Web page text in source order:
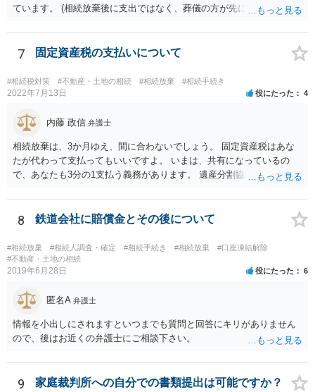
ています。 (相続放棄後に支出ではなく、葬儀の方が先に来るのが通常
述の手続ということだと思いますが) ただ、葬儀費用ならいくらでもよ
いということではなく、身分相応の、社会的儀式として当然認められ
る程度の金額に留まると考えた方がよいです。 もし、相続人の皆さん
に葬儀費用を支出する経済力がなく、質素な葬儀を行った費用であれ
ば相続財産から支出しても単純承認と認められない可能性が高いの
7 固定資産税の支払いについて
#相続税対策 #不動産・土地の相続 #相続放棄 #相続手続き
2022年7月13日 役にたった 4
内藤 政信 弁護士
相続放棄は、3か月ゆえ、間に合わないでしょう。 固定資産税はあな
たが代わって支払ってもいいですよ。 いまは、共有になっているの
で、あなたも3分の1支払う義務があります。 遺産分割協議をして、不
払い義務があります。
8 鉄道会社に賠償金とその後について
#相続放棄 #相続人調査・確定 #相続手続き #相続放棄
#口座凍結解除
#不動産・土地の相続
2019年6月28日 役にたった 6
匿名A 弁護士
情報を小出しにされますといつまでも質問と回答にキリがありません
ので、後はお近くの弁護士にご相談下さい。
9 家庭裁判所への自分での書類提出は可能ですか？